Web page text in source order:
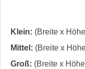
Klein: (Breite x
Mittel: (Breite x
Groß: (Breite x